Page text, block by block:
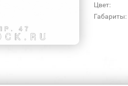
Цвет:
Габариты: